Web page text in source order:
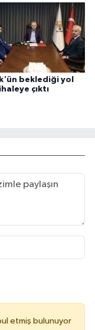
beklediği yol
çıktı
etmiş bulunuyor